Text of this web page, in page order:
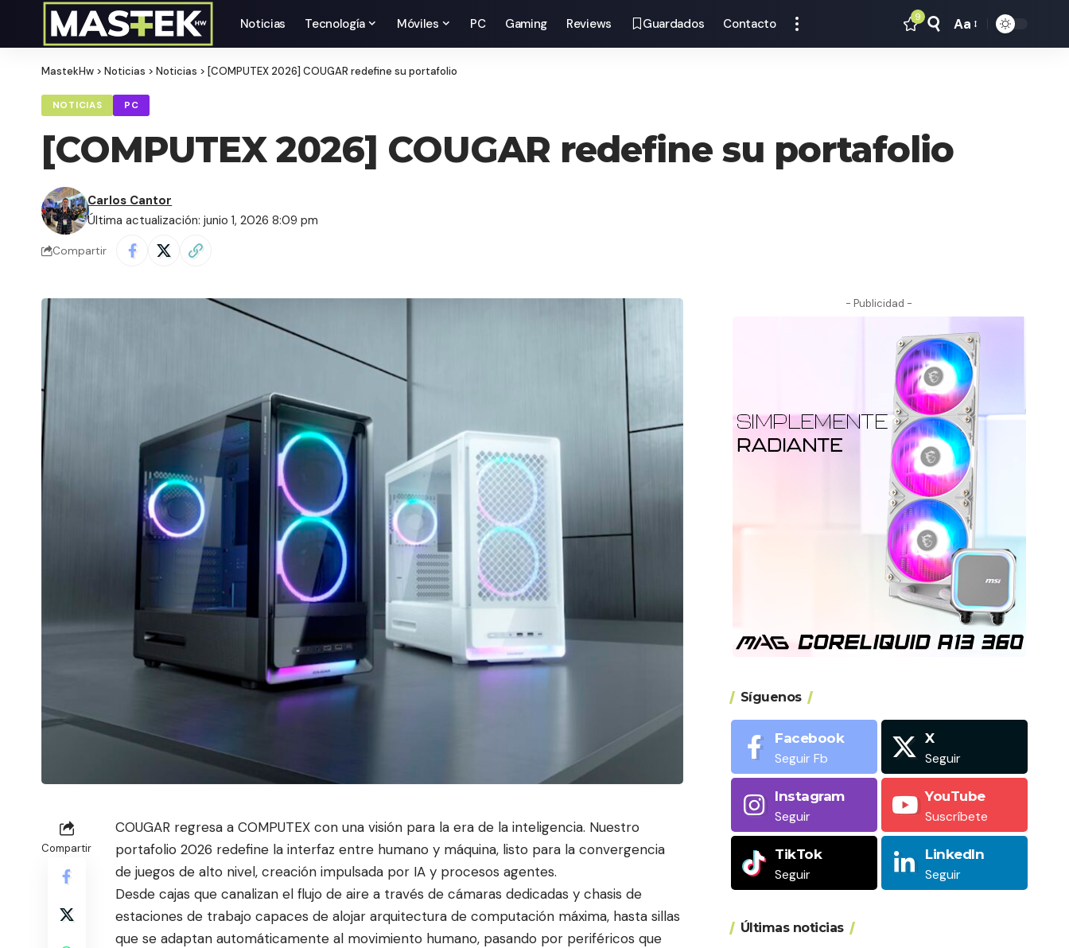
Noticias Tecnología Móviles PC Gaming Reviews Guardados Contacto 9
Tamaño
Aa
MastekHw > Noticias > Noticias > [COMPUTEX 2026] COUGAR redefine su portafolio
NOTICIAS PC
[COMPUTEX 2026] COUGAR redefine su portafolio
Última actualización: junio 1, 2026 8:09 pm
Carlos Cantor
Compartir
Compartir
COUGAR regresa a COMPUTEX con una visión para la era de la inteligencia. Nuestro
portafolio 2026 redefine la interfaz entre humano y máquina, listo para la convergencia
de juegos de alto nivel, creación impulsada por IA y procesos agentes.
Desde cajas que canalizan el flujo de aire a través de cámaras dedicadas y chasis de
estaciones de trabajo capaces de alojar arquitectura de computación máxima, hasta sillas
que se adaptan automáticamente al movimiento humano, pasando por periféricos que
- Publicidad -
Síguenos
Facebook
Seguir Fb
X
Seguir
Instagram
Seguir
YouTube
Suscríbete
TikTok
Seguir
LinkedIn
Seguir
Últimas noticias